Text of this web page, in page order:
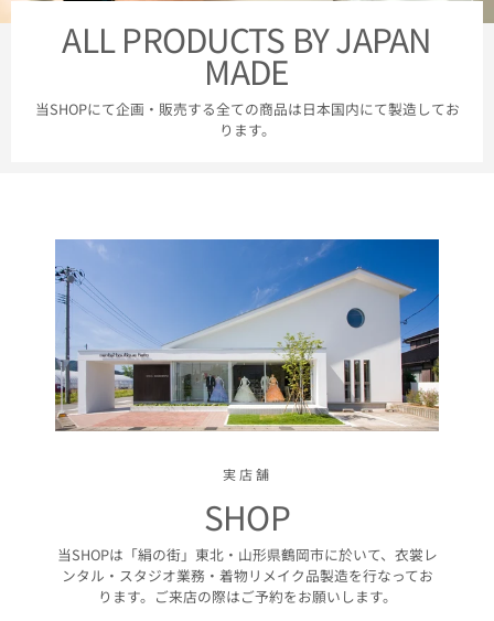
ALL PRODUCTS BY JAPAN
MADE
当SHOPにて企画・販売する全ての商品は日本国内にて製造してお
ります。
実店舗
SHOP
当SHOPは「絹の街」東北・山形県鶴岡市に於いて、衣裳レ
ンタル・スタジオ業務・着物リメイク品製造を行なってお
ります。ご来店の際はご予約をお願いします。